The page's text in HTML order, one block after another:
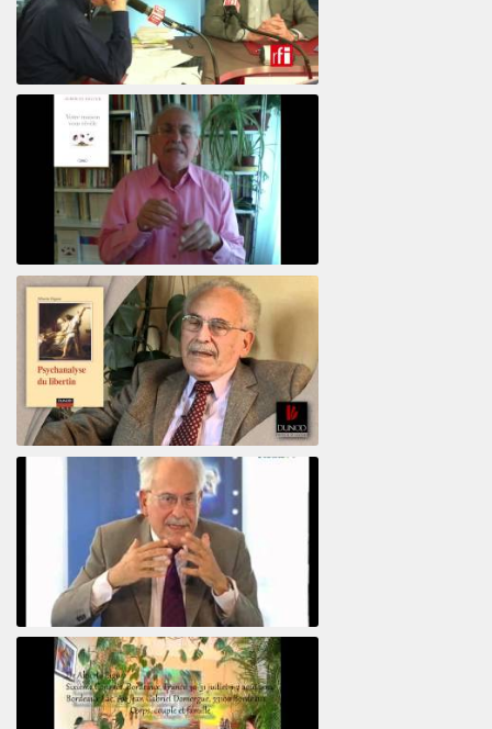
Votre maison vous révèle
Psychanalyse du libertin
Le pervers narcissique et son complice